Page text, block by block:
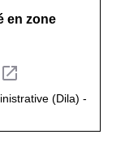
en zone
open_in_new
(Dila) -